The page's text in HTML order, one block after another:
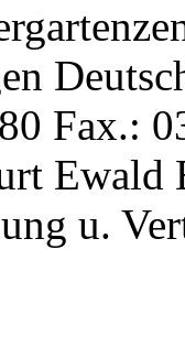
Fax.:
Ewald
u.